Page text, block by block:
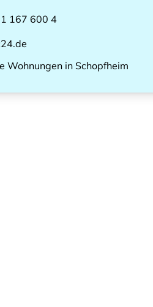
167 600 4
Wohnungen in Schopfheim